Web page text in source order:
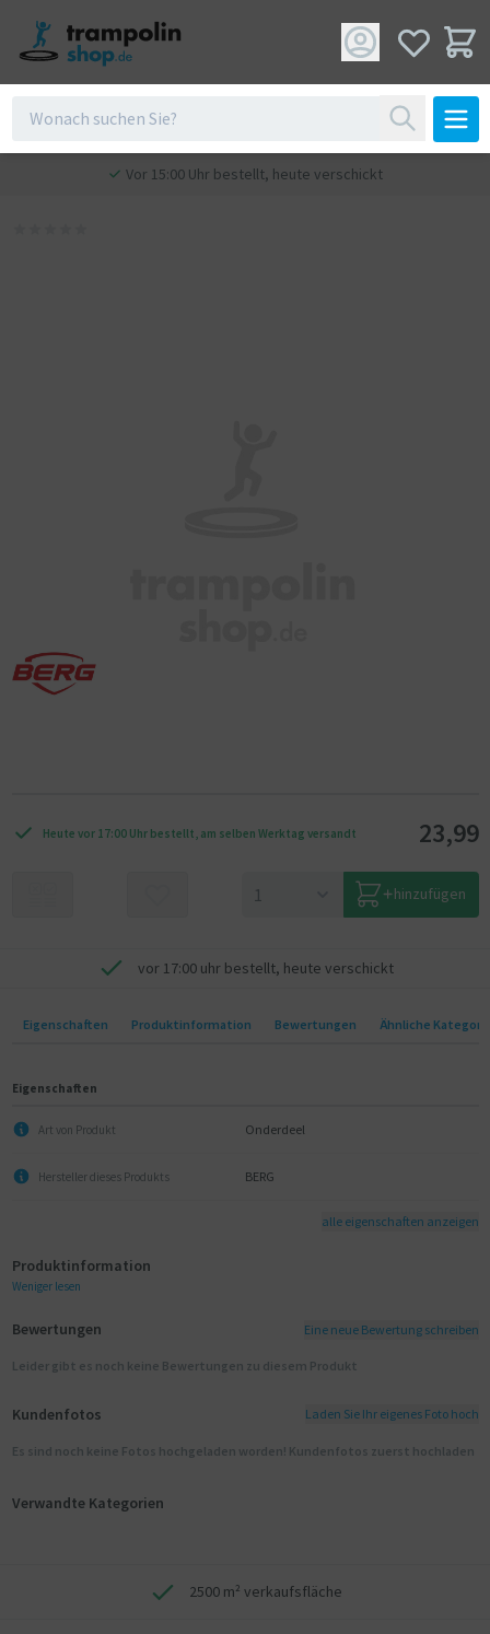
Vor 15:00 Uhr bestellt, heute verschickt
Heute vor 17:00 Uhr bestellt, am selben Werktag versandt 23,99
hinzufügen
vor 17:00 uhr bestellt, heute verschickt
Eigenschaften Produktinformation Bewertungen Ähnliche
Eigenschaften
Art von Produkt Onderdeel
Hersteller dieses Produkts BERG
alle eigenschaften anzeigen
Produktinformation
Weniger lesen
Bewertungen Eine neue Bewertung schreiben
Leider gibt es noch keine Bewertungen zu diesem Produkt
Kundenfotos Laden Sie Ihr eigenes Foto hoch
Es sind noch keine Fotos hochgeladen worden! Kundenfotos zuerst hochladen
Verwandte Kategorien
2500 m² verkaufsfläche